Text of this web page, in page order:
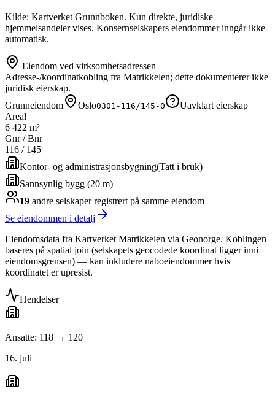
Kilde: Kartverket Grunnboken. Kun direkte, juridiske
hjemmelsandeler vises. Konsernselskapers eiendommer inngår ikke
automatisk.
Eiendom ved virksomhetsadressen
Adresse-/koordinatkobling fra Matrikkelen; dette dokumenterer ikke
juridisk eierskap.
Grunneiendom
Oslo0301-116/145-0
Uavklart eierskap
Areal
6 422 m²
Gnr / Bnr
116 / 145
Kontor- og administrasjonsbygning(Tatt i bruk)
Sannsynlig bygg (20 m)
19 andre selskaperregistrert på samme eiendom
Se eiendommen i detalj
Eiendomsdata fra Kartverket Matrikkelen via Geonorge. Koblingen
baseres på spatial join (selskapets geocodede koordinat ligger inni
eiendomsgrensen) — kan inkludere naboeiendommer hvis
koordinatet er upresist.
Hendelser
Ansatte: 118 → 120
16. juli